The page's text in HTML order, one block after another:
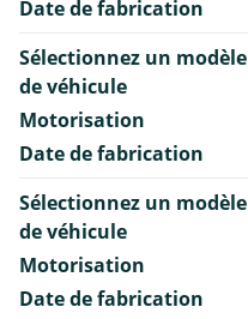
Date de fabrication
Sélectionnez un modèle
de véhicule
Motorisation
Date de fabrication
Sélectionnez un modèle
de véhicule
Motorisation
Date de fabrication